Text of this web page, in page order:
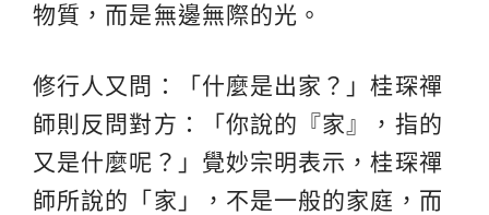
物質，而是無邊無際的光。
修行人又問：「什麼是出家？」桂琛禪
師則反問對方：「你說的『家』，指的
又是什麼呢？」覺妙宗明表示，桂琛禪
師所說的「家」，不是一般的家庭，而